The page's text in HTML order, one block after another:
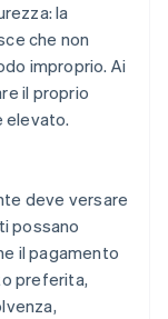
la
che non
improprio. Ai
il proprio
elevato.
deve versare
possano
il pagamento
preferita,